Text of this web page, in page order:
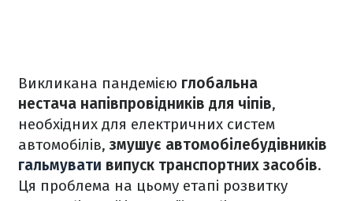
Викликана пандемією глобальна
нестача напівпровідників для чіпів,
необхідних для електричних систем
автомобілів,змушує автомобілебудівників
гальмувати випуск транспортних засобів.
Ця проблема на цьому етапі розвитку